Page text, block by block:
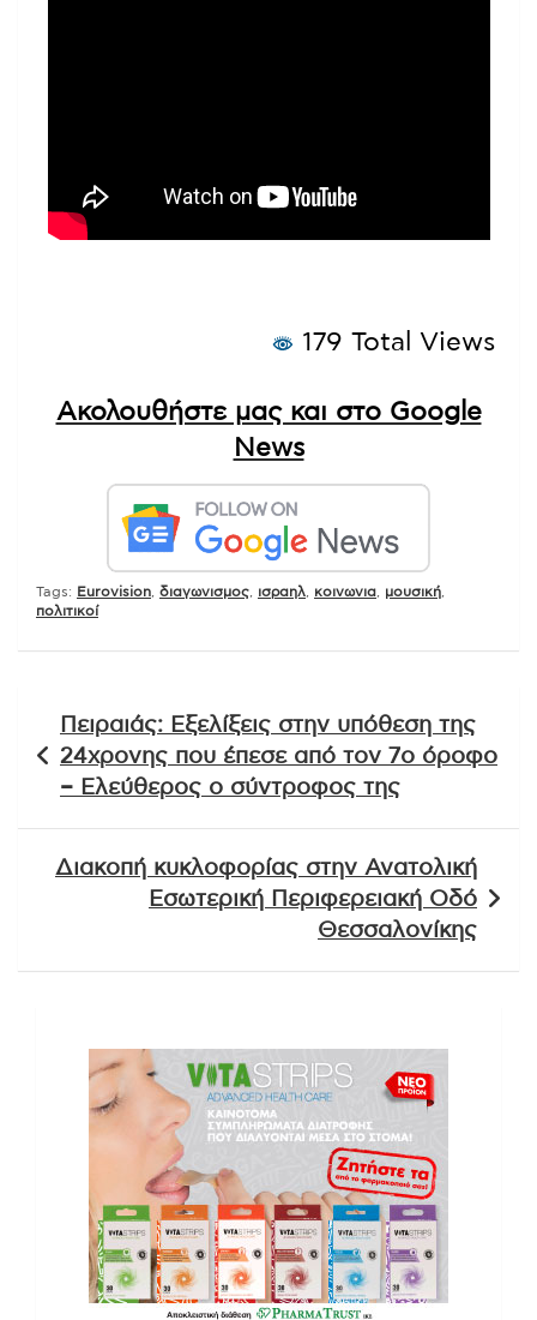
179 Total Views
Ακολουθήστε μας και στο Google
News
Tags: Eurovision διαγωνισμος ισραηλ κοινωνια μουσική
πολιτικοί
άρθρων
Πειραιάς: Εξελίξεις στην υπόθεση της
24χρονης που έπεσε από τον 7ο όροφο
– Ελεύθερος ο σύντροφος της
Διακοπή κυκλοφορίας στην Ανατολική
Εσωτερική Περιφερειακή Οδό
Θεσσαλονίκης